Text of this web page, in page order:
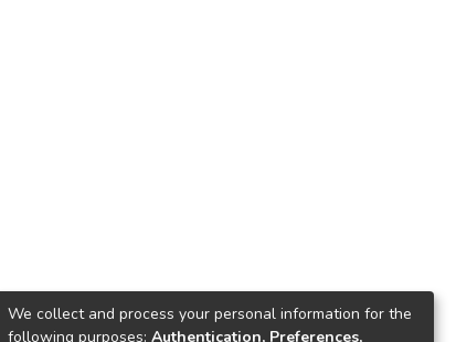
We collect and process your personal information for the
following purposes: Authentication, Preferences,